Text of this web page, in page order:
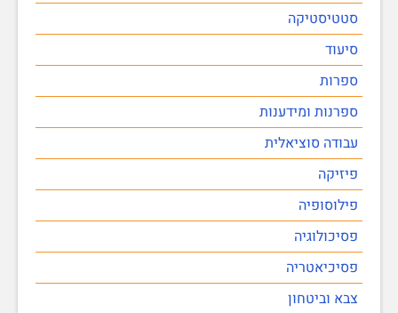
סטטיסטיקה
סיעוד
ספרות
ספרנות ומידענות
עבודה סוציאלית
פיזיקה
פילוסופיה
פסיכולוגיה
פסיכיאטריה
צבא וביטחון